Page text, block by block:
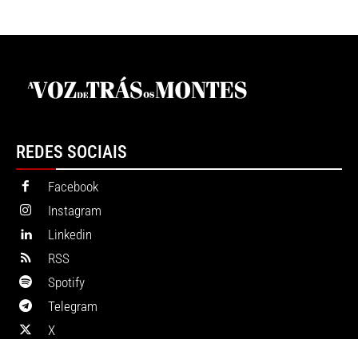
REDES SOCIAIS
Facebook
Instagram
Linkedin
RSS
Spotify
Telegram
X